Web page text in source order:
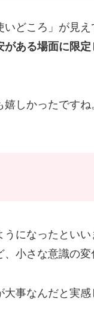
どころ」が見え
がある場面に限定
しかったです
になったとい
小さな意識の変
事なんだと実感